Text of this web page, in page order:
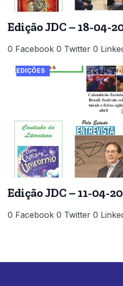
Edição JDC – 18-04-
0 Facebook 0 Twitter 0
EDIÇÕES
Edição JDC – 11-04-
0 Facebook 0 Twitter 0